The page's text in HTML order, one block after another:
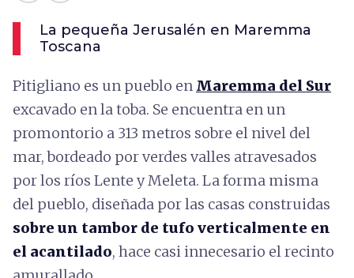
La pequeña Jerusalén en Maremma
Toscana
Pitigliano es un pueblo en Maremma del Sur
excavado en la toba. Se encuentra en un
promontorio a 313 metros sobre el nivel del
mar, bordeado por verdes valles atravesados
por los ríos Lente y Meleta. La forma misma
del pueblo, diseñada por las casas construidas
sobre un tambor de tufo verticalmente en
el acantilado, hace casi innecesario el recinto